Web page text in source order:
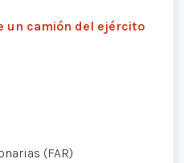
un camión del ejército
(FAR)